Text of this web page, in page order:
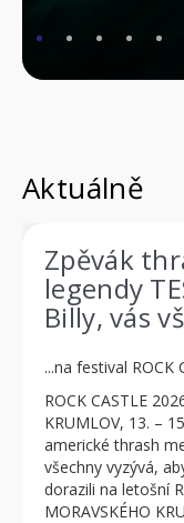
Aktuálně
Zpěvák
legendy
Billy, vás
...na festival ROCK
ROCK CASTLE
KRUMLOV, 13. –
americké thrash
všechny vyzývá,
dorazili na letošní
MORAVSKÉHO